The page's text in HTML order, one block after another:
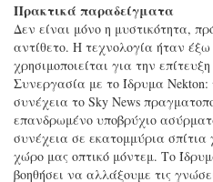
Πρακτικά παραδείγματα
Δεν είναι μόνο η μυστικότητα,
αντίθετο. Η τεχνολογία ήταν
χρησιμοποιείται για την
Συνεργασία με το Ίδρυμα Nekton:
συνέχεια το Sky News
επανδρωμένο υποβρύχιο
συνέχεια σε εκατομμύρια
χώρο μας οπτικό μόντεμ. Το
βοηθήσει να αλλάξουμε τις